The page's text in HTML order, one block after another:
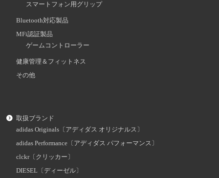
スマートフォン用グリップ
Bluetooth対応製品
MFi認証製品
ゲームコントローラー
健康管理＆フィットネス
その他
取扱ブランド
adidas Originals〔アディダス オリジナルス〕
adidas Performance〔アディダス パフォーマンス〕
clckr〔クリッカー〕
DIESEL〔ディーゼル〕